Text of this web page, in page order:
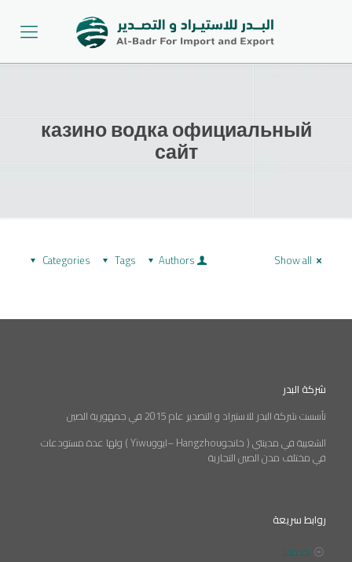
казино водка официальный
сайт
Categories Tags Authors Show all
شركة البدر
تأسست شركة البدر للاستيراد و التصدير عام 2015 في جمهورية الصين
الشعبية في مدينتي ( خانجوHangzhou –ايووYiwu ) ولها عدة مستودعات
في مختلف مدن الصين التجارية
روابط سريعة
خدماتنا